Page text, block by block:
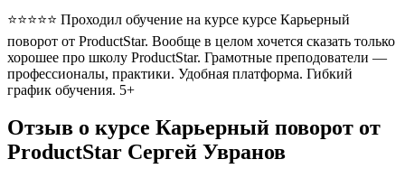
⭐⭐⭐⭐⭐ Проходил обучение на курсе курсе Карьерный
поворот от ProductStar. Вообще в целом хочется сказать только
хорошее про школу ProductStar. Грамотные преподователи —
профессионалы, практики. Удобная платформа. Гибкий
график обучения. 5+
Отзыв о курсе Карьерный поворот от
ProductStar Сергей Увранов